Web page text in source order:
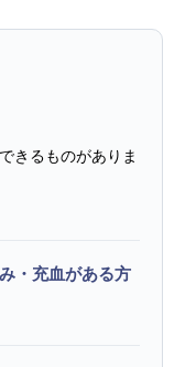
きるものがありま
・充血がある方